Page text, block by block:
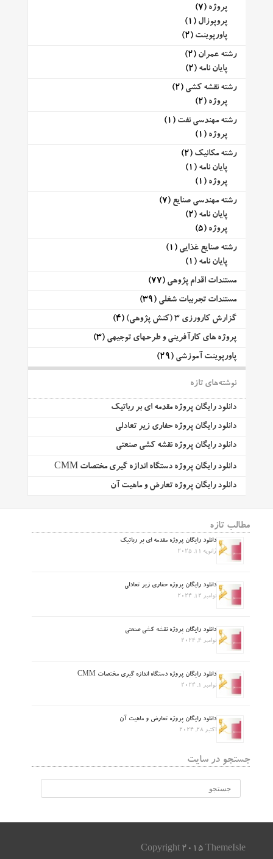
پروژه (7)
پروپوزال (1)
پاورپوینت (2)
رشته عمران (2)
پایان نامه (2)
رشته نقشه کشی (2)
پروژه (2)
رشته مهندسی نفت (1)
پروژه (1)
رشته مکانیک (2)
پایان نامه (1)
پروژه (1)
رشته مهندسی صنایع (7)
پایان نامه (2)
پروژه (5)
رشته صنایع غذایی (1)
پایان نامه (1)
مستندات اقدام پژوهی (77)
مستندات تجربیات شغلی (39)
گزارش کارورزی 3 (کنش پژوهی)
(4)
پروژه های کارآفرینی و طرحهای توجیهی (3)
پاورپوینت آموزشی (29)
نوشته‌های تازه
دانلود رایگان پروژه مقدمه ای بر رباتیک
دانلود رایگان پروژه حفاری زیر تعادلی
دانلود رایگان پروژه نقشه کشی صنعتی
دانلود رایگان پروژه دستگاه اندازه گیری مختصات CMM
دانلود رایگان پروژه تعارض و ماهیت آن
مطالب تازه
دانلود رایگان پروژه مقدمه ای بر رباتیک
ژانویه 11, 2025
دانلود رایگان پروژه حفاری زیر تعادلی
نوامبر 12, 2024
دانلود رایگان پروژه نقشه کشی صنعتی
نوامبر 4, 2024
دانلود رایگان پروژه دستگاه اندازه گیری مختصات CMM
نوامبر 1, 2024
دانلود رایگان پروژه تعارض و ماهیت آن
اکتبر 28, 2024
جستجو در سایت
Copyright 2015 ThemeIsle